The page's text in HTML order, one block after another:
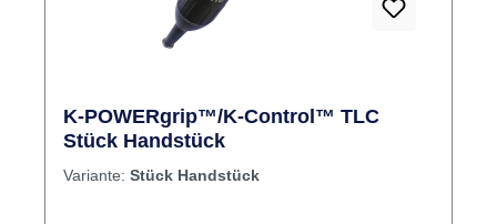
K-POWERgrip™/K-Control™ TLC
Stück Handstück
Variante: Stück Handstück